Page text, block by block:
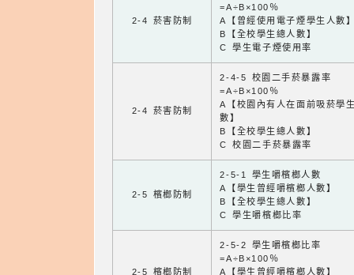
2-4 菸害防制
=A÷B×100％
A【曾經使用電子煙學生人數
B【全校學生總人數】
C 學生電子煙使用率
2-4 菸害防制
2-4-5 校園二手菸暴露率
=A÷B×100％
A【校園內有人在面前吸菸學
數】
B【全校學生總人數】
C 校園二手菸暴露率
2-5 檳榔防制
2-5-1 學生嚼檳榔人數
A【學生曾經嚼檳榔人數】
B【全校學生總人數】
C 學生嚼檳榔比率
2-5 檳榔防制
2-5-2 學生嚼檳榔比率
=A÷B×100％
A【學生曾經嚼檳榔人數】